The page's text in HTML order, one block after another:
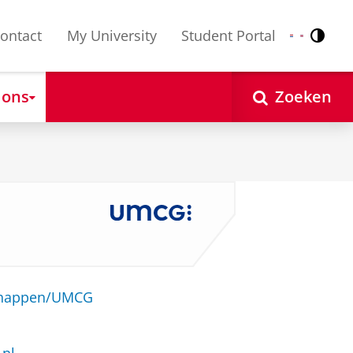
My University Student Portal Nederlands
English
Zoeken
UMCG